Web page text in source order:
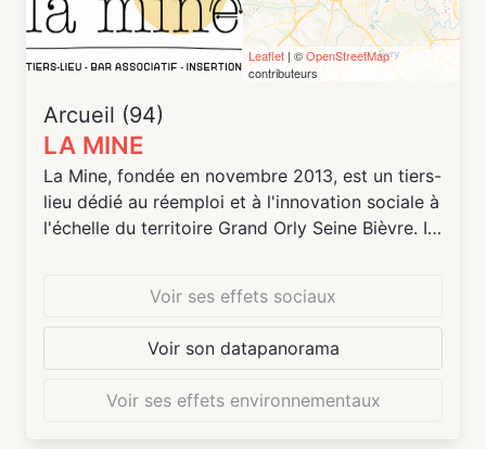
Leaflet | ©OpenStreetMap
contributeurs
Arcueil (94)
LA MINE
La Mine, fondée en novembre 2013, est un tiers-
lieu dédié au réemploi et à l'innovation sociale à
l'échelle du territoire Grand Orly Seine Bièvre. Il
de l'environnement et au développement
durable. Il vise également à créer et renforcer le
lien social à l'échelle des communes mais aussi
pouvoir d'achat de sa clientèle. Son action
Voir ses effets sociaux
Voir son datapanorama
Voir ses effets environnementaux